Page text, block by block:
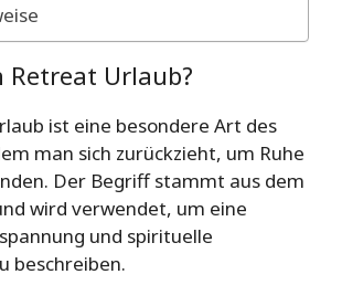
Retreat Urlaub?
ist eine besondere Art des
man sich zurückzieht, um Ruhe
Der Begriff stammt aus dem
wird verwendet, um eine
und spirituelle
beschreiben.